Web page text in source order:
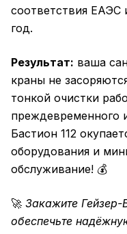
соответствия ЕАЭС
год.
Результат: ваша
краны не
тонкой очистки
преждевременного
Бастион 112
оборудования и
обслуживание! 💰
🚀 Закажите Гейзер-
обеспечьте